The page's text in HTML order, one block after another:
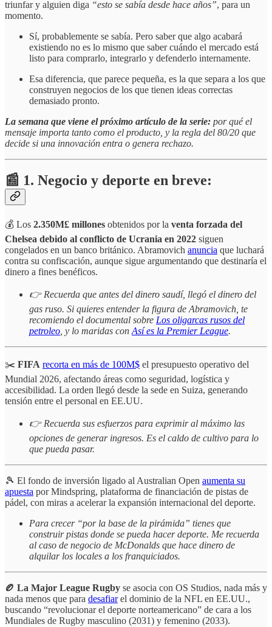
triunfar y alguien diga “esto se sabía desde hace años”, para un
momento.
Sí, probablemente se sabía. Pero saber que algo acabará
existiendo no es lo mismo que saber cuándo el mercado está
listo para comprarlo, integrarlo y defenderlo internamente.
Esa diferencia, que parece pequeña, es la que separa a los que
construyen negocios de los que tienen ideas correctas
demasiado pronto.
La semana que viene el próximo artículo de la serie: por qué el
mensaje importa tanto como el producto, y la regla del 80/20 que
decide si una innovación entra o genera rechazo.
📰 1. Negocio y deporte en breve:
💰 Los 2.350M£ millones obtenidos por la venta forzada del
Chelsea debido al conflicto de Ucrania en 2022 siguen
congelados en un banco británico. Abramovich anuncia que luchará
contra su confiscación, aunque sigue argumentando que destinaría el
dinero a fines benéficos.
👉 Recuerda que antes del dinero saudí, llegó el dinero del
gas ruso. Si quieres entender la figura de Abramovich, te
recomiendo el documental sobre Los oligarcas rusos del
petroleo , y lo maridas con Así es la Premier League.
✂️ FIFA recorta en más de 100M$ el presupuesto operativo del
Mundial 2026, afectando áreas como seguridad, logística y
accesibilidad. La orden llegó desde la sede en Suiza, generando
tensión entre el personal en EE.UU.
👉 Recuerda sus esfuerzos para exprimir al máximo las
opciones de generar ingresos. Es el caldo de cultivo para lo
que pueda pasar.
🎾 El fondo de inversión ligado al Australian Open aumenta su
apuesta por Mindspring, plataforma de financiación de pistas de
pádel, con miras a acelerar la expansión internacional del deporte.
Para crecer “por la base de la pirámida” tienes que
construir pistas donde se pueda hacer deporte. Me recuerda
al caso de negocio de McDonalds que hace dinero de
alquilar los locales a los franquiciados.
🏉 La Major League Rugby se asocia con OS Studios, nada más y
nada menos que para desafiarel dominio de la NFL en EE.UU.,
buscando “revolucionar el deporte norteamericano” de cara a los
Mundiales de Rugby masculino (2031) y femenino (2033).